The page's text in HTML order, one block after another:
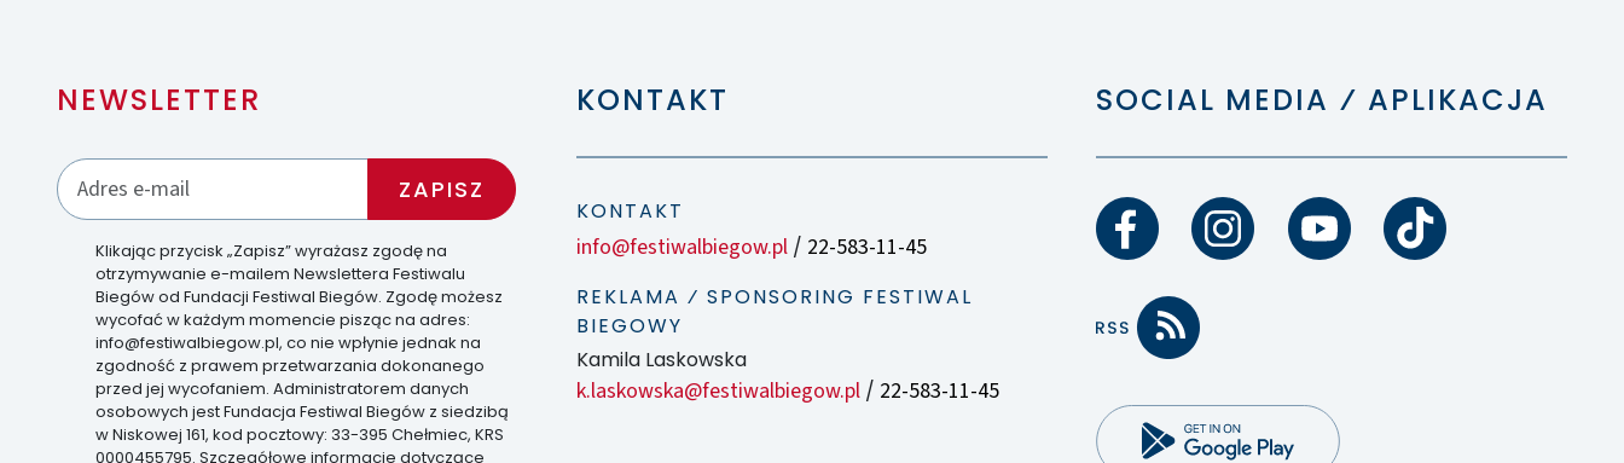
NEWSLETTER
Klikając przycisk „Zapisz” wyrażasz zgodę na
otrzymywanie e-mailem Newslettera Festiwalu
Biegów od Fundacji Festiwal Biegów. Zgodę możesz
wycofać w każdym momencie pisząc na adres:
info@festiwalbiegow.pl, co nie wpłynie jednak na
zgodność z prawem przetwarzania dokonanego
przed jej wycofaniem. Administratorem danych
osobowych jest Fundacja Festiwal Biegów z siedzibą
w Niskowej 161, kod pocztowy: 33-395 Chełmiec, KRS
0000455795. Szczegółowe informacje dotyczące
KONTAKT
KONTAKT
info@festiwalbiegow.pl/ 22-583-11-45
REKLAMA ⁄ SPONSORING FESTIWAL
BIEGOWY
Kamila Laskowska
k.laskowska@festiwalbiegow.pl/ 22-583-11-45
SOCIAL MEDIA ⁄ APLIKACJA